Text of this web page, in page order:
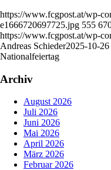
https://www.fcgpost.at/wp-
e1666720697725.jpg 555
https://www.fcgpost.at/wp-
Andreas Schieder2025-10-
Nationalfeiertag
Archiv
August 2026
Juli 2026
Juni 2026
Mai 2026
April 2026
März 2026
Februar 2026